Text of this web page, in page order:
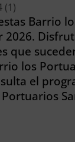
(1)
Barrio
2026.
que
los
el